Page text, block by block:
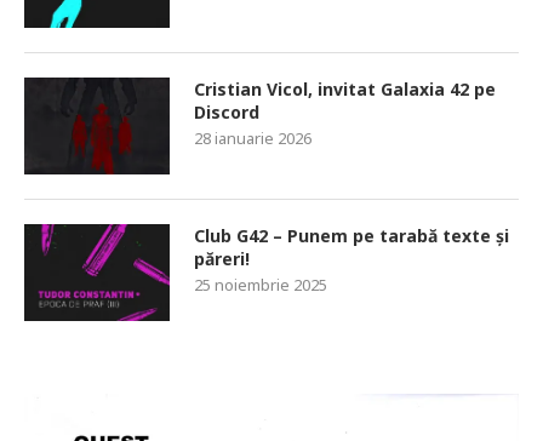
Cristian Vicol, invitat Galaxia 42 pe
Discord
28 ianuarie 2026
Club G42 – Punem pe tarabă texte și
păreri!
25 noiembrie 2025